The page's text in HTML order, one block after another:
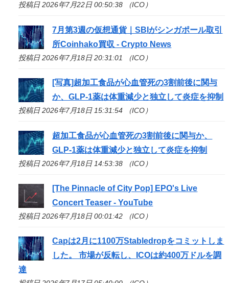
投稿日 2026年7月22日 00:50:38 （ICO）
7月第3週の仮想通貨｜SBIがシンガポール取引
所Coinhako買収 - Crypto News
投稿日 2026年7月18日 20:31:01 （ICO）
[写真]超加工食品が心血管死の3割前後に関与
か、GLP-1薬は体重減少と独立して炎症を抑制
投稿日 2026年7月18日 15:31:54 （ICO）
超加工食品が心血管死の3割前後に関与か、
GLP-1薬は体重減少と独立して炎症を抑制
投稿日 2026年7月18日 14:53:38 （ICO）
[The Pinnacle of City Pop] EPO's Live
Concert Teaser - YouTube
投稿日 2026年7月18日 00:01:42 （ICO）
Capは2月に1100万Stabledropをコミットしま
した。 市場が反転し、
ICOは約400万ドルを調
達